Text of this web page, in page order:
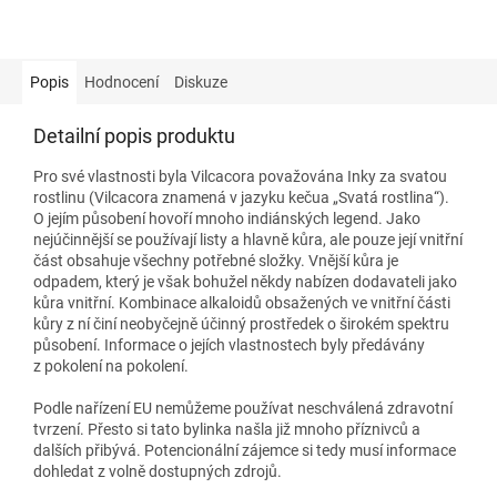
Popis Hodnocení Diskuze
Detailní popis produktu
Pro své vlastnosti byla Vilcacora považována Inky za svatou
rostlinu (Vilcacora znamená v jazyku kečua „Svatá rostlina“).
O jejím působení hovoří mnoho indiánských legend. Jako
nejúčinnější se používají listy a hlavně kůra, ale pouze její vnitřní
část obsahuje všechny potřebné složky. Vnější kůra je
odpadem, který je však bohužel někdy nabízen dodavateli jako
kůra vnitřní. Kombinace alkaloidů obsažených ve vnitřní části
kůry z ní činí neobyčejně účinný prostředek o širokém spektru
působení. Informace o jejích vlastnostech byly předávány
z pokolení na pokolení.
Podle nařízení EU nemůžeme používat neschválená zdravotní
tvrzení. Přesto si tato bylinka našla již mnoho příznivců a
dalších přibývá. Potencionální zájemce si tedy musí informace
dohledat z volně dostupných zdrojů.